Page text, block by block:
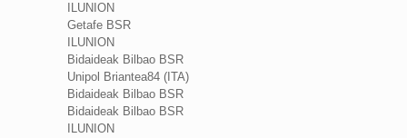
ILUNION
Getafe BSR
ILUNION
Bidaideak Bilbao BSR
Unipol Briantea84 (ITA)
Bidaideak Bilbao BSR
Bidaideak Bilbao BSR
ILUNION